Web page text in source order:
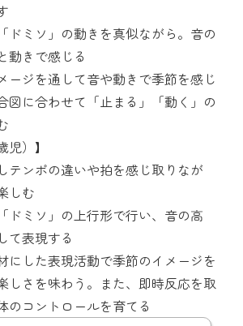
ドミソ」の動きを真似ながら。音の
動きで感じる
ージを通して音や動きで季節を感じ
図に合わせて「止まる」「動く」の
児）】
テンポの違いや拍を感じ取りなが
しむ
ドミソ」の上行形で行い、音の高
て表現する
にした表現活動で季節のイメージを
しさを味わう。また、即時反応を取
のコントロールを育てる